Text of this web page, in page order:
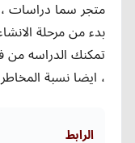
متجر سما دراسات ،
بدء من مرحلة
تمكنك الدراسه من
، ايضا نسبة
الرابط